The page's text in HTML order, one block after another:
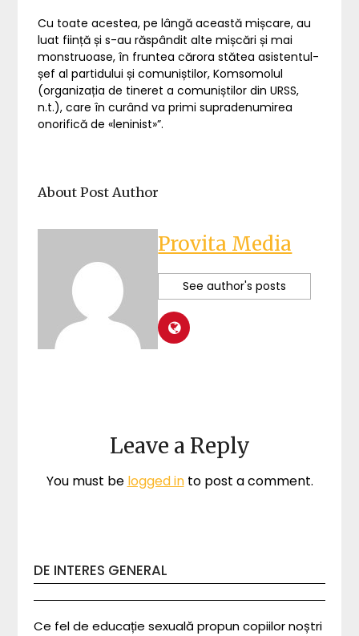
Cu toate acestea, pe lângă această mișcare, au
luat ființă și s-au răspândit alte mișcări și mai
monstruoase, în fruntea cărora stătea asistentul-
șef al partidului și comuniștilor, Komsomolul
(organizația de tineret a comuniștilor din URSS,
n.t.), care în curând va primi supradenumirea
onorifică de «leninist»”.
About Post Author
Provita Media
See author's posts
Leave a Reply
You must be logged into post a comment.
DE INTERES GENERAL
Ce fel de educație sexuală propun copiilor noștri